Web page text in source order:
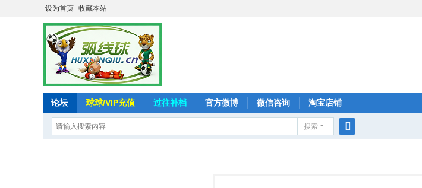
设为首页 收藏本站
论坛 球球/VIP充值 过往补档 官方微博 微信咨询 淘宝店铺
搜索